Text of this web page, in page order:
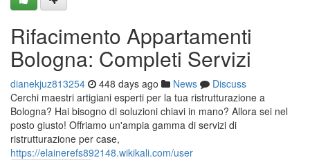
Rifacimento Appartamenti
Bologna: Completi Servizi
dianekjuz813254 448 days ago News
Discuss
Cerchi maestri artigiani esperti per la tua ristrutturazione a
Bologna? Hai bisogno di soluzioni chiavi in mano? Allora sei nel
posto giusto! Offriamo un'ampia gamma di servizi di
ristrutturazione per case,
https://elainerefs892148.wikikali.com/user